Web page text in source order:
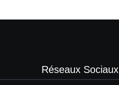
Réseaux Sociaux